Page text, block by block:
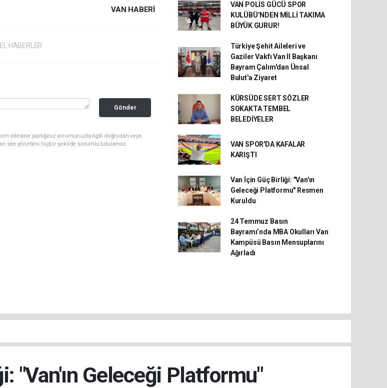
VAN HABERİ
HABERLER
Gönder
sitesine yaptığınız yorumunuzla ilgili doğrudan veya
site yönetimi hiçbir şekilde sorumlu tutulamaz.
VAN POLİS GÜCÜ SPOR
KULÜBÜ’NDEN MİLLİ TAKIMA
BÜYÜK GURUR!
Türkiye Şehit Aileleri ve
Gaziler Vakfı Van İl Başkanı
Bayram Çalım'dan Ünsal
Bulut'a Ziyaret
KÜRSÜDE SERT SÖZLER
SOKAKTA TEMBEL
BELEDİYELER
VAN SPOR'DA KAFALAR
KARIŞTI
Van İçin Güç Birliği: "Van'ın
Geleceği Platformu" Resmen
Kuruldu
24 Temmuz Basın
Bayramı’nda MBA Okulları Van
Kampüsü Basın Mensuplarını
Ağırladı
"Van'ın Geleceği Platformu"